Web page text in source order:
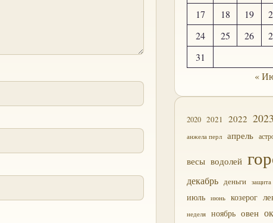
17
18 19
24
25 26
31
«
2020 2021 2022 2023
анжела перл апрель
весы водолей
декабрь деньги защита
июль июнь козерог
неделя ноябрь овен